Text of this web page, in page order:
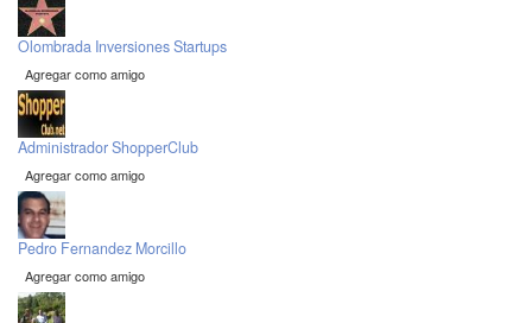
Olombrada Inversiones Startups
Agregar como amigo
Administrador ShopperClub
Agregar como amigo
Pedro Fernandez Morcillo
Agregar como amigo